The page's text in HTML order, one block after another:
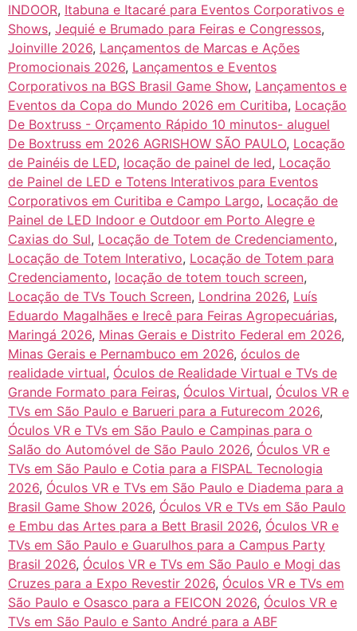
INDOOR, Itabuna e Itacaré para Eventos Corporativos e
Shows, Jequié e Brumado para Feiras e Congressos,
Joinville 2026, Lançamentos de Marcas e Ações
Promocionais 2026, Lançamentos e Eventos
Corporativos na BGS Brasil Game Show, Lançamentos e
Eventos da Copa do Mundo 2026 em Curitiba, Locação
De Boxtruss - Orçamento Rápido 10 minutos- aluguel
De Boxtruss em 2026 AGRISHOW SÃO PAULO, Locação
de Painéis de LED, locação de painel de led, Locação
de Painel de LED e Totens Interativos para Eventos
Corporativos em Curitiba e Campo Largo, Locação de
Painel de LED Indoor e Outdoor em Porto Alegre e
Caxias do Sul, Locação de Totem de Credenciamento,
Locação de Totem Interativo, Locação de Totem para
Credenciamento, locação de totem touch screen,
Locação de TVs Touch Screen, Londrina 2026, Luís
Eduardo Magalhães e Irecê para Feiras Agropecuárias,
Maringá 2026, Minas Gerais e Distrito Federal em 2026,
Minas Gerais e Pernambuco em 2026, óculos de
realidade virtual, Óculos de Realidade Virtual e TVs de
Grande Formato para Feiras, Óculos Virtual, Óculos VR e
TVs em São Paulo e Barueri para a Futurecom 2026,
Óculos VR e TVs em São Paulo e Campinas para o
Salão do Automóvel de São Paulo 2026, Óculos VR e
TVs em São Paulo e Cotia para a FISPAL Tecnologia
2026, Óculos VR e TVs em São Paulo e Diadema para a
Brasil Game Show 2026, Óculos VR e TVs em São Paulo
e Embu das Artes para a Bett Brasil 2026, Óculos VR e
TVs em São Paulo e Guarulhos para a Campus Party
Brasil 2026, Óculos VR e TVs em São Paulo e Mogi das
Cruzes para a Expo Revestir 2026, Óculos VR e TVs em
São Paulo e Osasco para a FEICON 2026, Óculos VR e
TVs em São Paulo e Santo André para a ABF